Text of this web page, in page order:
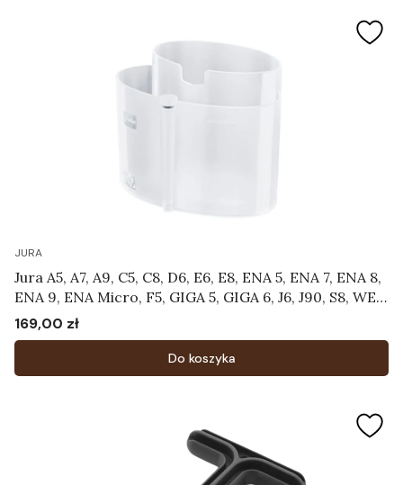
JURA
Jura A5, A7, A9, C5, C8, D6, E6, E8, ENA 5, ENA 7, ENA 8,
ENA 9, ENA Micro, F5, GIGA 5, GIGA 6, J6, J90, S8, WE8
- Pojemnik do czyszczenia systemu mlecznego
Art.24219
Cena
169,00 zł
Do koszyka